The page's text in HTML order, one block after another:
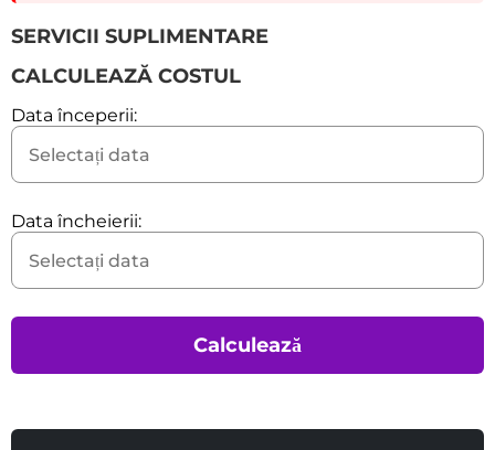
SERVICII SUPLIMENTARE
CALCULEAZĂ COSTUL
Data începerii:
Data încheierii:
Calculează